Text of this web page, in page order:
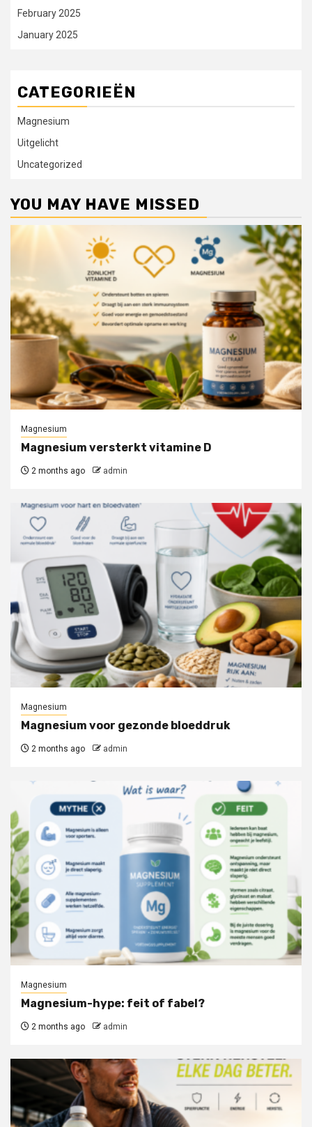
February 2025
January 2025
CATEGORIEËN
Magnesium
Uitgelicht
Uncategorized
YOU MAY HAVE MISSED
Magnesium
Magnesium versterkt vitamine D
2 months ago admin
Magnesium
Magnesium voor gezonde bloeddruk
2 months ago admin
Magnesium
Magnesium-hype: feit of fabel?
2 months ago admin